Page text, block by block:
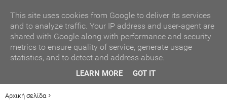
Ερντογάν: Ζητά τη στήριξη της Ρωσίας για τις
Αρχική σελίδα
ΑΥΤΟΔΙΟΙΚΗΣΗ
ΠΟΛΙΤΙΚΗ
ΟΙΚΟΝΟΜΙΑ
This site uses cookies from Google to deliver its services
and to analyze traffic. Your IP address and user-agent are
shared with Google along with performance and security
metrics to ensure quality of service, generate usage
statistics, and to detect and address abuse.
LEARN MORE GOT IT